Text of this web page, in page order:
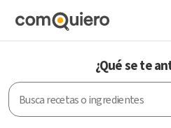
¿Qué se te